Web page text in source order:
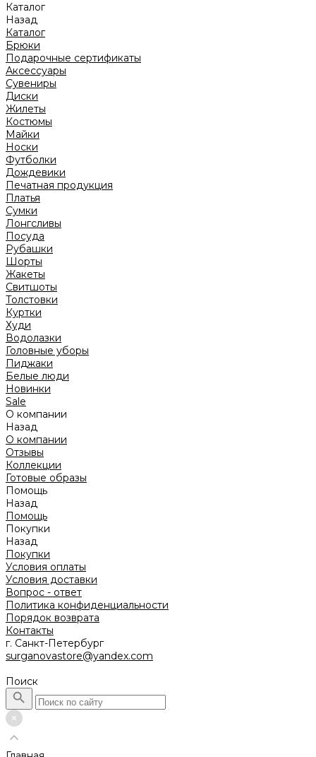
Каталог
Назад
Каталог
Брюки
Подарочные сертификаты
Аксессуары
Сувениры
Диски
Жилеты
Костюмы
Майки
Носки
Футболки
Дождевики
Печатная продукция
Платья
Сумки
Лонгсливы
Посуда
Рубашки
Шорты
Жакеты
Свитшоты
Толстовки
Куртки
Худи
Водолазки
Головные уборы
Пиджаки
Белые люди
Новинки
Sale
О компании
Назад
О компании
Отзывы
Коллекции
Готовые образы
Помощь
Назад
Помощь
Покупки
Назад
Покупки
Условия оплаты
Условия доставки
Вопрос - ответ
Политика конфиденциальности
Порядок возврата
Контакты
г. Санкт-Петербург
surganovastore@yandex.com
Поиск